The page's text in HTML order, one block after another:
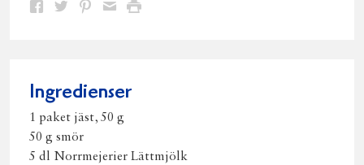
Dela Dela Dela DelaSkriv
Ingredienser
1 paket jäst, 50 g
50 g smör
5 dl Norrmejerier Lättmjölk